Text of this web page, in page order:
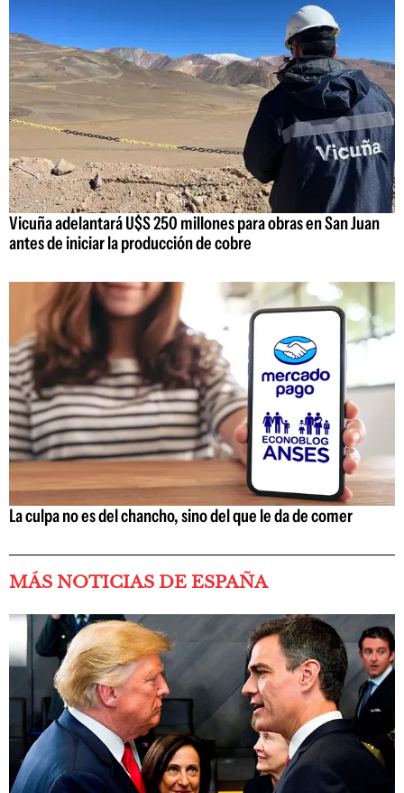
Vicuña adelantará U$S 250 millones para obras en San Juan
antes de iniciar la producción de cobre
La culpa no es del chancho, sino del que le da de comer
MÁS NOTICIAS DE ESPAÑA